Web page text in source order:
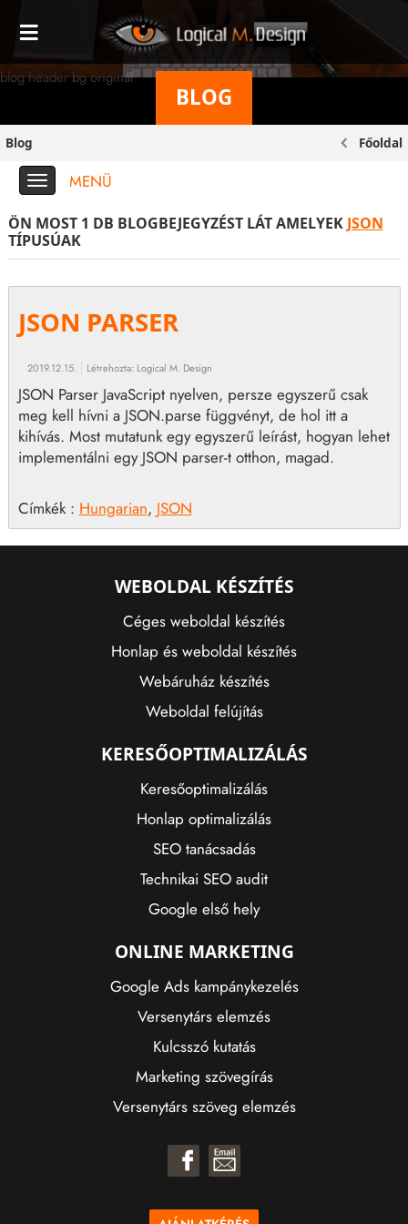
blog header bg original
BLOG
Blog Főoldal
MENÜ
ÖN MOST 1 DB BLOGBEJEGYZÉST LÁT AMELYEK JSON
TÍPUSÚAK
JSON PARSER
2019.12.15. Létrehozta: Logical M. Design
JSON Parser JavaScript nyelven, persze egyszerű csak
meg kell hívni a JSON.parse függvényt, de hol itt a
kihívás. Most mutatunk egy egyszerű leírást, hogyan lehet
implementálni egy JSON parser-t otthon, magad.
Címkék : Hungarian, JSON
WEBOLDAL KÉSZÍTÉS
Céges weboldal készítés
Honlap és weboldal készítés
Webáruház készítés
Weboldal felújítás
KERESŐOPTIMALIZÁLÁS
Keresőoptimalizálás
Honlap optimalizálás
SEO tanácsadás
Technikai SEO audit
Google első hely
ONLINE MARKETING
Google Ads kampánykezelés
Versenytárs elemzés
Kulcsszó kutatás
Marketing szövegírás
Versenytárs szöveg elemzés